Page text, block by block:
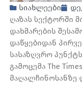
სიახლეები
ღაზას სექტორში
დახმარების
დაწყებიდან
სასაზღვრო
გამოცემა The
მაღალჩინოსანზე